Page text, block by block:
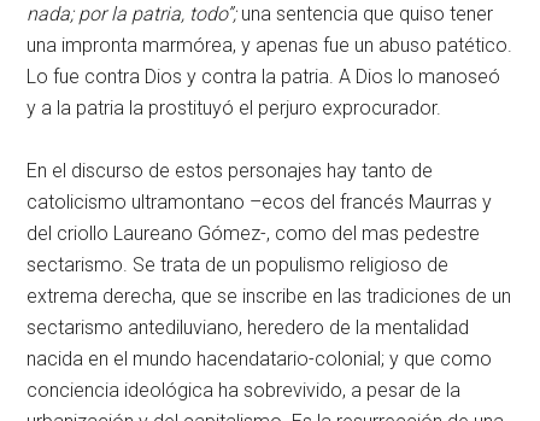
nada; por la patria, todo”;una sentencia que quiso tener
una impronta marmórea, y apenas fue un abuso patético.
Lo fue contra Dios y contra la patria. A Dios lo manoseó
y a la patria la prostituyó el perjuro exprocurador.
En el discurso de estos personajes hay tanto de
catolicismo ultramontano –ecos del francés Maurras y
del criollo Laureano Gómez-, como del mas pedestre
sectarismo. Se trata de un populismo religioso de
extrema derecha, que se inscribe en las tradiciones de un
sectarismo antediluviano, heredero de la mentalidad
nacida en el mundo hacendatario-colonial; y que como
conciencia ideológica ha sobrevivido, a pesar de la